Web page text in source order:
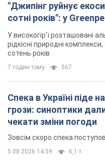
"Джипінг руйнує
сотні років": у
У високогір'ї розташовані
рідкісні природні
сотень років
7 годин тому 567
Спека в Україні піде
грози: синоптики
чекати зміни погоди
Зовсім скоро спека
5.08.2026 14:59 6,1 т.